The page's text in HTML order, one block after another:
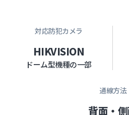
対応防犯カメラ
HIKVISION
ドーム型機種の一部
通線方法
背面・